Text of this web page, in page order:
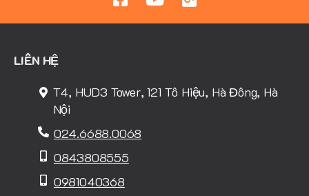
LIÊN HỆ
T4, HUD3 Tower, 121 Tô Hiệu, Hà Đông, Hà
Nội
024.6688.0068
0843808555
0981040368